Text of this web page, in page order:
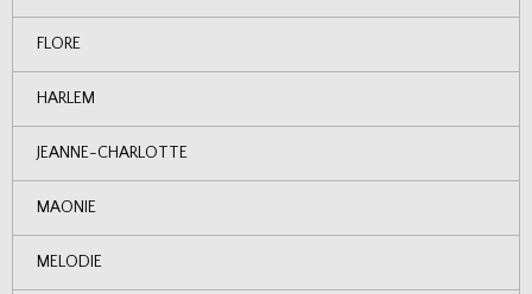
FLORE
HARLEM
JEANNE-CHARLOTTE
MAONIE
MELODIE